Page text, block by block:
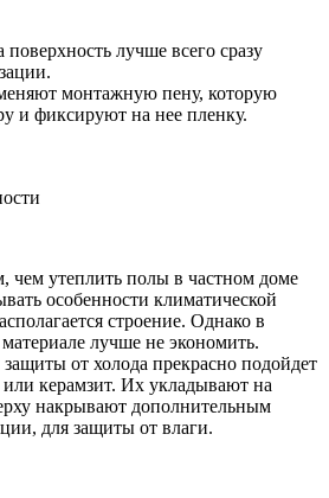
лучше всего сразу
монтажную пену, которую
и фиксируют на нее пленку.
чем утеплить полы в частном доме
особенности климатической
строение. Однако в
лучше не экономить.
от холода прекрасно подойдет
или керамзит. Их укладывают на
накрывают дополнительным
для защиты от влаги.